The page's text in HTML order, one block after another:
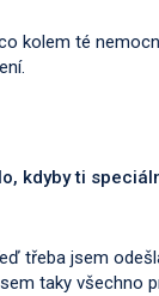
kolem té
kdyby ti
třeba jsem
taky všechno